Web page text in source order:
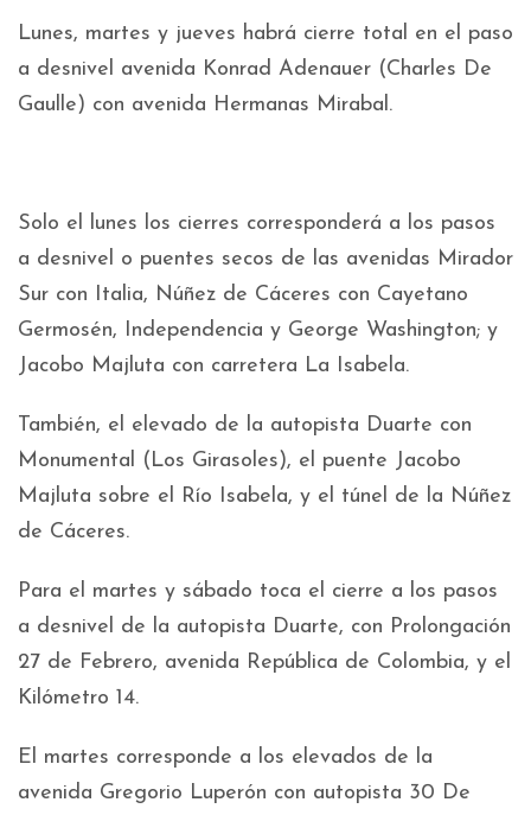
Lunes, martes y jueves habrá cierre total en el paso
a desnivel avenida Konrad Adenauer (Charles De
Gaulle) con avenida Hermanas Mirabal.
Solo el lunes los cierres corresponderá a los pasos
a desnivel o puentes secos de las avenidas Mirador
Sur con Italia, Núñez de Cáceres con Cayetano
Germosén, Independencia y George Washington; y
Jacobo Majluta con carretera La Isabela.
También, el elevado de la autopista Duarte con
Monumental (Los Girasoles), el puente Jacobo
Majluta sobre el Río Isabela, y el túnel de la Núñez
de Cáceres.
Para el martes y sábado toca el cierre a los pasos
a desnivel de la autopista Duarte, con Prolongación
27 de Febrero, avenida República de Colombia, y el
Kilómetro 14.
El martes corresponde a los elevados de la
avenida Gregorio Luperón con autopista 30 De